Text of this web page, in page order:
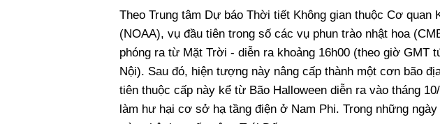
Theo Trung tâm Dự báo Thời tiết Không gian thuộc Cơ
(NOAA), vụ đầu tiên trong số các vụ phun trào nhật hoa
phóng ra từ Mặt Trời - diễn ra khoảng 16h00 (theo giờ GMT
Nội). Sau đó, hiện tượng này nâng cấp thành một cơn bão
tiên thuộc cấp này kể từ Bão Halloween diễn ra vào tháng
làm hư hại cơ sở hạ tầng điện ở Nam Phi. Trong những